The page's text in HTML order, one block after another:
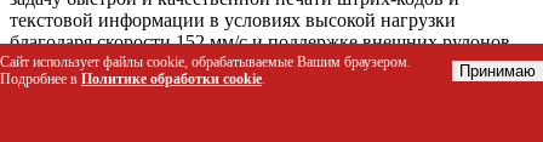
текстовой информации в условиях высокой нагрузки
благодаря скорости 152 мм/с и поддержке внешних рулонов.
Наличие интерфейсов USB и Ethernet обеспечивает гибкое
подключение к компьютерам или локальной сети
Сайт использует файлы cookie, обрабатываемые Вашим браузером.
Подробнее в Политике обработки cookie. Принимаю